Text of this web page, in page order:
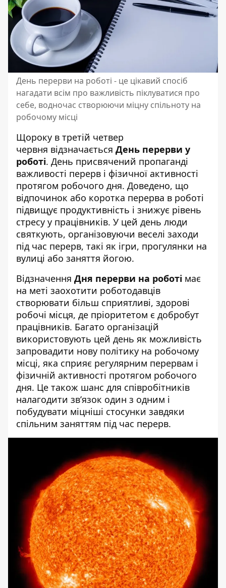
День перерви на роботі - це цікавий спосіб
нагадати всім про важливість піклуватися про
себе, водночас створюючи міцну спільноту на
робочому місці
Щороку в третій четвер
червня відзначається День перерви у
роботі. День присвячений пропаганді
важливості перерв і фізичної активності
протягом робочого дня. Доведено, що
відпочинок або коротка перерва в роботі
підвищує продуктивність і знижує рівень
стресу у працівників. У цей день люди
святкують, організовуючи веселі заходи
під час перерв, такі як ігри, прогулянки на
вулиці або заняття йогою.
Відзначення Дня перерви на роботі має
на меті заохотити роботодавців
створювати більш сприятливі, здорові
робочі місця, де пріоритетом є добробут
працівників. Багато організацій
використовують цей день як можливість
запровадити нову політику на робочому
місці, яка сприяє регулярним перервам і
фізичній активності протягом робочого
дня. Це також шанс для співробітників
налагодити зв’язок один з одним і
побудувати міцніші стосунки завдяки
спільним заняттям під час перерв.